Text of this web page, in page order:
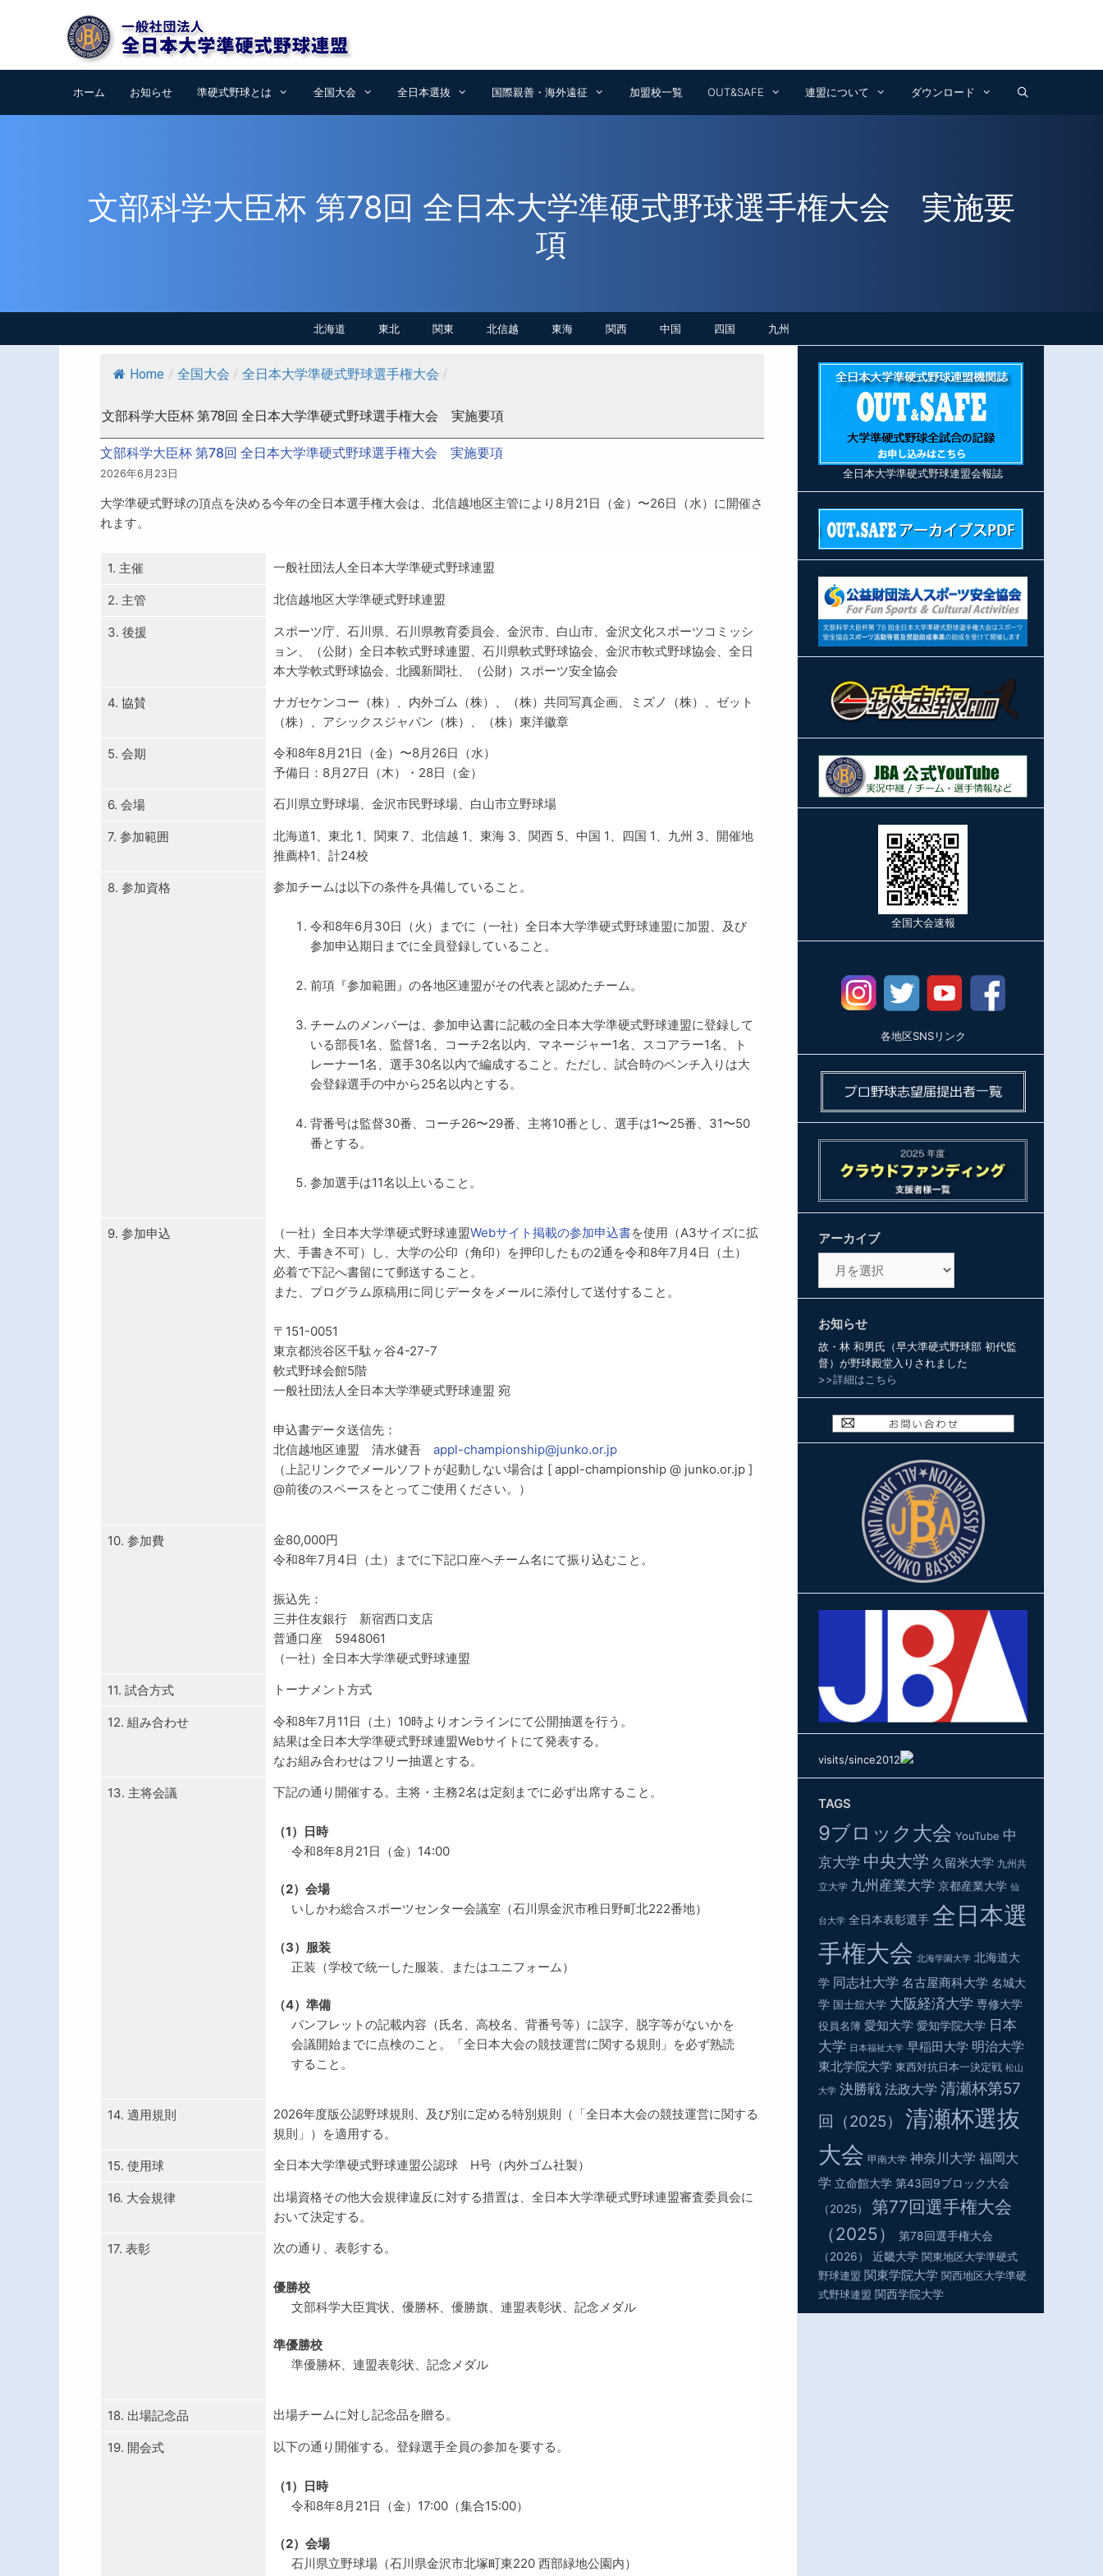
ン
ホーム お知らせ 準硬式野球とは 全国大会 全日本選抜 国際親善・海外遠征 加盟校一覧 OUT&SAFE 連盟について ダウンロード
文部科学大臣杯 第78回 全日本大学準硬式野球選手権大会 実施要
項
北海道 東北 関東 北信越 東海 関西 中国 四国 九州
Home / 全国大会 / 全日本大学準硬式野球選手権大会 /
文部科学大臣杯 第78回 全日本大学準硬式野球選手権大会 実施要項
文部科学大臣杯 第78回 全日本大学準硬式野球選手権大会 実施要項
2026年6月23日
大学準硬式野球の頂点を決める今年の全日本選手権大会は、北信越地区主管により8月21日（金）〜26日（水）に開催さ
れます。
1. 主催 一般社団法人全日本大学準硬式野球連盟
2. 主管 北信越地区大学準硬式野球連盟
3. 後援
スポーツ庁、石川県、石川県教育委員会、金沢市、白山市、金沢文化スポーツコミッシ
ョン、（公財）全日本軟式野球連盟、石川県軟式野球協会、金沢市軟式野球協会、全日
本大学軟式野球協会、北國新聞社、（公財）スポーツ安全協会
4. 協賛
ナガセケンコー（株）、内外ゴム（株）、（株）共同写真企画、ミズノ（株）、ゼット
（株）、アシックスジャパン（株）、（株）東洋徽章
5. 会期
令和8年8月21日（金）〜8月26日（水）
予備日：8月27日（木）・28日（金）
6. 会場 石川県立野球場、金沢市民野球場、白山市立野球場
7. 参加範囲
北海道1、東北 1、関東 7、北信越 1、東海 3、関西 5、中国 1、四国 1、九州 3、開催地
推薦枠1、計24校
8. 参加資格 参加チームは以下の条件を具備していること。
令和8年6月30日（火）までに（一社）全日本大学準硬式野球連盟に加盟、及び
参加申込期日までに全員登録していること。
前項『参加範囲』の各地区連盟がその代表と認めたチーム。
チームのメンバーは、参加申込書に記載の全日本大学準硬式野球連盟に登録して
いる部長1名、監督1名、コーチ2名以内、マネージャー1名、スコアラー1名、ト
レーナー1名、選手30名以内で編成すること。ただし、試合時のベンチ入りは大
会登録選手の中から25名以内とする。
背番号は監督30番、コーチ26〜29番、主将10番とし、選手は1〜25番、31〜50
番とする。
参加選手は11名以上いること。
9. 参加申込 （一社）全日本大学準硬式野球連盟Webサイト掲載の参加申込書を使用（A3サイズに拡
大、手書き不可）し、大学の公印（角印）を押印したもの2通を令和8年7月4日（土）
必着で下記へ書留にて郵送すること。
また、プログラム原稿用に同じデータをメールに添付して送付すること。
〒151-0051
東京都渋谷区千駄ヶ谷4-27-7
軟式野球会館5階
一般社団法人全日本大学準硬式野球連盟 宛
申込書データ送信先：
北信越地区連盟 清水健吾 appl-championship@junko.or.jp
（上記リンクでメールソフトが起動しない場合は [ appl-championship @ junko.or.jp ]
@前後のスペースをとってご使用ください。）
10. 参加費
金80,000円
令和8年7月4日（土）までに下記口座へチーム名にて振り込むこと。
振込先：
三井住友銀行 新宿西口支店
普通口座 5948061
（一社）全日本大学準硬式野球連盟
11. 試合方式 トーナメント方式
12. 組み合わせ
令和8年7月11日（土）10時よりオンラインにて公開抽選を行う。
結果は全日本大学準硬式野球連盟Webサイトにて発表する。
なお組み合わせはフリー抽選とする。
13. 主将会議 下記の通り開催する。主将・主務2名は定刻までに必ず出席すること。
（1）日時
令和8年8月21日（金）14:00
（2）会場
いしかわ総合スポーツセンター会議室（石川県金沢市稚日野町北222番地）
（3）服装
正装（学校で統一した服装、またはユニフォーム）
（4）準備
パンフレットの記載内容（氏名、高校名、背番号等）に誤字、脱字等がないかを
会議開始までに点検のこと。「全日本大会の競技運営に関する規則」を必ず熟読
すること。
14. 適用規則
2026年度版公認野球規則、及び別に定める特別規則（「全日本大会の競技運営に関する
規則」）を適用する。
15. 使用球 全日本大学準硬式野球連盟公認球 H号（内外ゴム社製）
16. 大会規律
出場資格その他大会規律違反に対する措置は、全日本大学準硬式野球連盟審査委員会に
おいて決定する。
17. 表彰 次の通り、表彰する。
優勝校
文部科学大臣賞状、優勝杯、優勝旗、連盟表彰状、記念メダル
準優勝校
準優勝杯、連盟表彰状、記念メダル
18. 出場記念品 出場チームに対し記念品を贈る。
19. 開会式 以下の通り開催する。登録選手全員の参加を要する。
（1）日時
令和8年8月21日（金）17:00（集合15:00）
（2）会場
石川県立野球場（石川県金沢市北塚町東220 西部緑地公園内）
全日本大学準硬式野球連盟会報誌
全国大会速報
各地区SNSリンク
アーカイブ
ブ
お知らせ
故・林 和男氏（早大準硬式野球部 初代監
督）が野球殿堂入りされました
>>詳細はこちら
visits/since2012
TAGS
9ブロック大会 YouTube 中
京大学 中央大学 久留米大学 九州共
立大学 九州産業大学 京都産業大学 仙
台大学 全日本表彰選手 全日本選
手権大会 北海学園大学 北海道大
学 同志社大学 名古屋商科大学 名城大
学 国士舘大学 大阪経済大学 専修大学
役員名簿 愛知大学 愛知学院大学 日本
大学 日本福祉大学 早稲田大学 明治大学
東北学院大学 東西対抗日本一決定戦 松山
大学 決勝戦 法政大学 清瀬杯第57
回（2025）
清瀬杯選抜
大会 甲南大学 神奈川大学 福岡大
学 立命館大学 第43回9ブロック大会
（2025）
第77回選手権大会
（2025）
第78回選手権大会
（2026）
近畿大学 関東地区大学準硬式
野球連盟 関東学院大学 関西地区大学準硬
式野球連盟 関西学院大学